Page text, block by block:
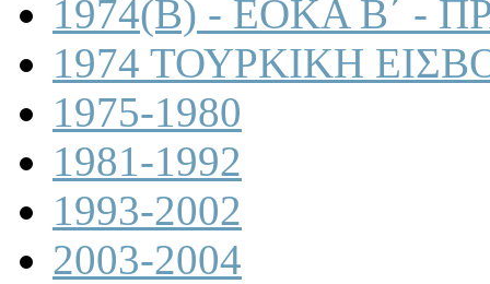
1974(B) - ΕΟΚΑ Β΄ -
1974 ΤΟΥΡΚΙΚΗ
1975-1980
1981-1992
1993-2002
2003-2004